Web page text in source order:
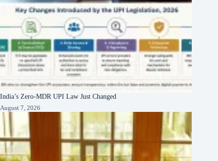
India’s Zero-MDR UPI Law Just Changed
August 7, 2026